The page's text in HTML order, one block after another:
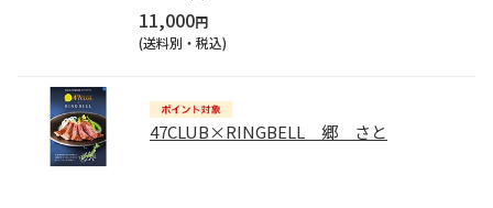
11,000円
(送料別・税込)
47CLUB×RINGBELL 郷 さと